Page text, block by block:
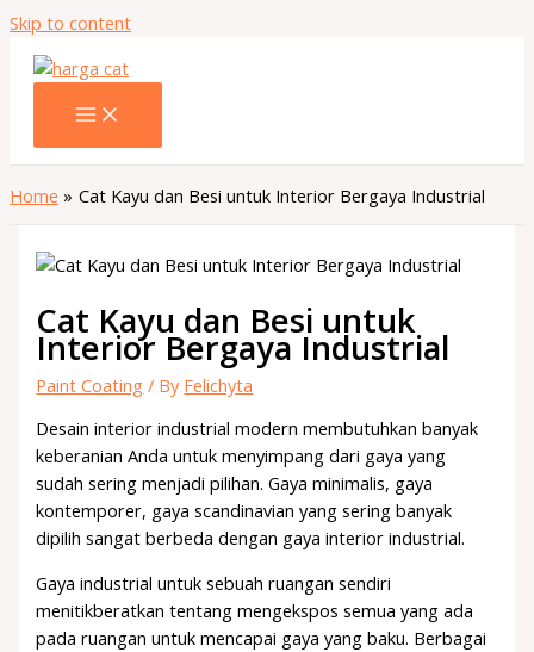
Skip to content
Home Cat Kayu dan Besi untuk Interior Bergaya Industrial
Cat Kayu dan Besi untuk
Interior Bergaya Industrial
Paint Coating / By Felichyta
Desain interior industrial modern membutuhkan banyak
keberanian Anda untuk menyimpang dari gaya yang
sudah sering menjadi pilihan. Gaya minimalis, gaya
kontemporer, gaya scandinavian yang sering banyak
dipilih sangat berbeda dengan gaya interior industrial.
Gaya industrial untuk sebuah ruangan sendiri
menitikberatkan tentang mengekspos semua yang ada
pada ruangan untuk mencapai gaya yang baku. Berbagai